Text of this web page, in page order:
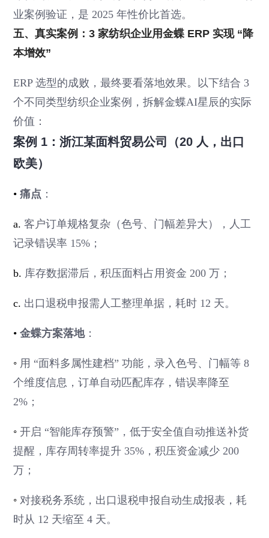
业案例验证，是 2025 年性价比首选。
五、真实案例：3 家纺织企业用金蝶 ERP 实现 “降
本增效”
ERP 选型的成败，最终要看落地效果。以下结合 3
个不同类型纺织企业案例，拆解金蝶AI星辰的实际
价值：
案例 1：浙江某面料贸易公司（20 人，出口
欧美）
•痛点 ：
a.客户订单规格复杂（色号、门幅差异大），人工
记录错误率 15%；
b. 库存数据滞后，积压面料占用资金 200 万；
c. 出口退税申报需人工整理单据，耗时 12 天。
•金蝶方案落地：
◦ 用 “面料多属性建档” 功能，录入色号、门幅等 8
个维度信息，订单自动匹配库存，错误率降至
2%；
◦开启 “智能库存预警”，低于安全值自动推送补货
提醒，库存周转率提升 35%，积压资金减少 200
万；
◦ 对接税务系统，出口退税申报自动生成报表，耗
时从 12 天缩至 4 天。